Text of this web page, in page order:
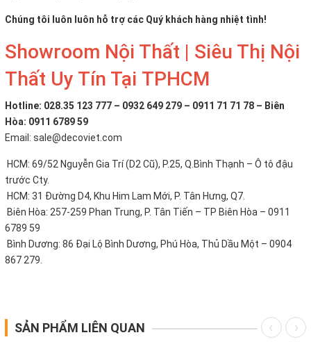
Chúng tôi luôn luôn hỗ trợ các Quý khách hàng nhiệt tình!
Showroom Nội Thất | Siêu Thị Nội
Thất Uy Tín Tại TPHCM
Hotline: 028.35 123 777 – 0932 649 279 – 0911 71 71 78 – Biên
Hòa: 0911 6789 59
Email: sale@decoviet.com
HCM: 69/52 Nguyễn Gia Trí (D2 Cũ), P.25, Q.Bình Thạnh – Ô tô đậu
trước Cty.
HCM: 31 Đường D4, Khu Him Lam Mới, P. Tân Hưng, Q7.
Biên Hòa: 257-259 Phan Trung, P. Tân Tiến – TP Biên Hòa – 0911
6789 59
Bình Dương: 86 Đại Lộ Bình Dương, Phú Hòa, Thủ Dầu Một – 0904
867 279.
SẢN PHẨM LIÊN QUAN